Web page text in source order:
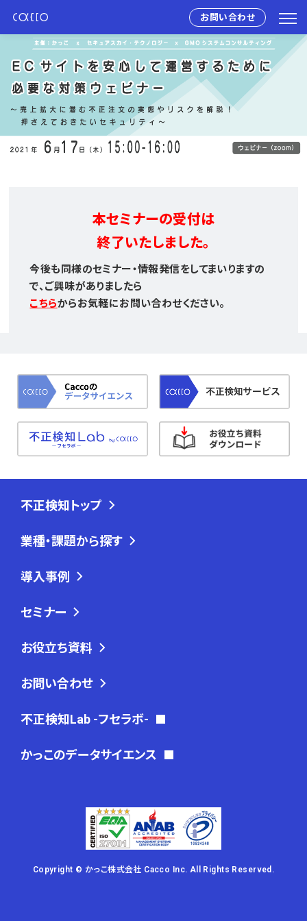
お問い合わせ
本セミナーの受付は
終了いたしました。
今後も同様のセミナー・情報発信をしてまいりますの
で、ご興味がありましたら
こちらからお気軽にお問い合わせください。
不正検知トップ
業種・課題から探す
導入事例
セミナー
お役立ち資料
お問い合わせ
不正検知Lab -フセラボ-
かっこのデータサイエンス
Copyright © かっこ株式会社 Cacco Inc. All Rights Reserved.